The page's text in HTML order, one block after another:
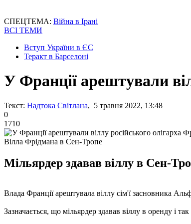
СПЕЦТЕМА: Війна в Ірані
ВСІ ТЕМИ
Вступ України в ЄС
Теракт в Барселоні
У Франції арештували
Текст: Надтока Світлана, 5 травня 2022, 13:48
0
1710
Вілла Фрідмана в Сен-Тропе
Мільярдер здавав віллу в Сен-
Влада Франції арештувала віллу сім'ї засновника
Зазначається, що мільярдер здавав віллу в оренду і